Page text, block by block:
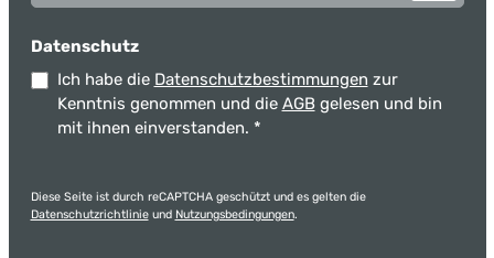
Datenschutz
Ich habe die Datenschutzbestimmungen zur
Kenntnis genommen und die AGB gelesen und bin
mit ihnen einverstanden. *
Diese Seite ist durch reCAPTCHA geschützt und es gelten die
Datenschutzrichtlinieund Nutzungsbedingungen.